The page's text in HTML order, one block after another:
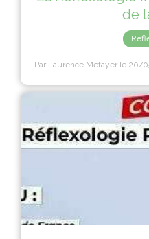
de
Par Laurence Metayer le 20/